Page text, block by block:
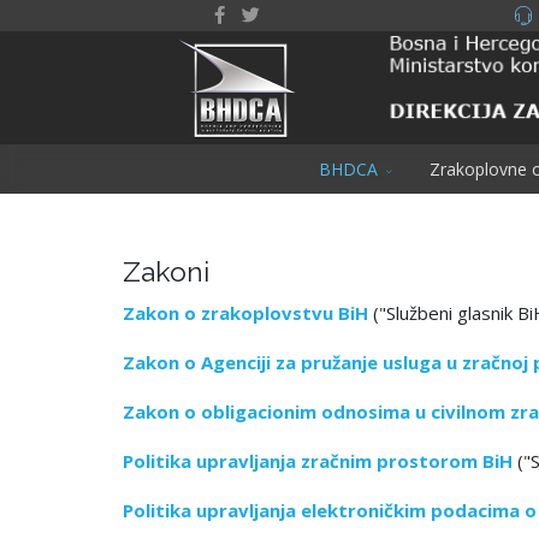
BHDCA Zrakoplovne
Zakoni
Zakon o zrakoplovstvu BiH ("Službeni glasnik
Zakon o Agenciji za pružanje usluga u zračnoj
Zakon o obligacionim odnosima u civilnom
Politika upravljanja zračnim prostorom BiH
Politika upravljanja elektroničkim podacima